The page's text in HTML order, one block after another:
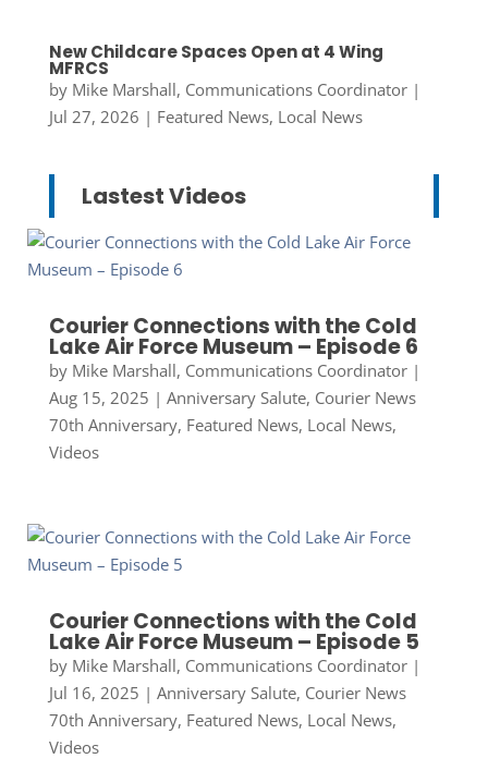
New Childcare Spaces Open at 4 Wing
MFRCS
by Mike Marshall, Communications Coordinator|
Jul 27, 2026 | Featured News, Local News
Lastest Videos
Courier Connections with the Cold
Lake Air Force Museum – Episode 6
by Mike Marshall, Communications Coordinator|
Aug 15, 2025 | Anniversary Salute, Courier News
70th Anniversary, Featured News, Local News,
Videos
Courier Connections with the Cold
Lake Air Force Museum – Episode 5
by Mike Marshall, Communications Coordinator|
Jul 16, 2025 | Anniversary Salute, Courier News
70th Anniversary, Featured News, Local News,
Videos